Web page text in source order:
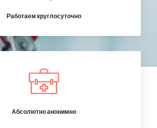
Работаем круглосуточно
Абсолютно анонимно